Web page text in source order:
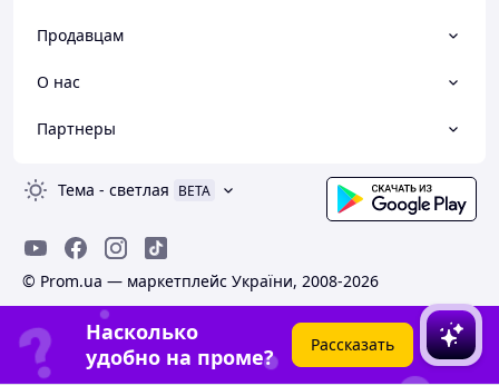
Продавцам
О нас
Партнеры
Тема - светлая BETA
© Prom.ua — маркетплейс України, 2008-2026
Насколько
удобно на проме?
Рассказать